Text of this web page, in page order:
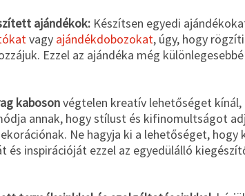
ajándékok: Készítsen egyedi
vagy ajándékdobozokat, úgy, hogy
Ezzel az ajándéka még
kabosonvégtelen kreatív lehetőséget kínál,
annak, hogy stílust és kifinomultságot
Ne hagyja ki a lehetőséget, hogy
és inspirációját ezzel az egyedülálló